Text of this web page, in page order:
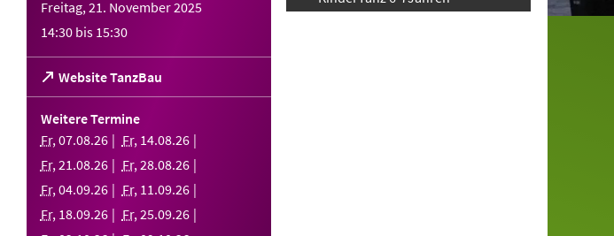
Freitag, 21. November 2025
14:30 bis 15:30
Website TanzBau
(Öffnet
in
einem
Tab)
Weitere Termine
Fr,07.08.26 Fr, 14.08.26
Fr,21.08.26 Fr,28.08.26
Fr,04.09.26 Fr, 11.09.26
Fr, 18.09.26 Fr,25.09.26